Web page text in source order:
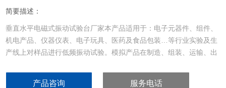
简要描述：
垂直水平电磁式振动试验台厂家本产品适用于：电子元器件、组件、
机电产品、仪器仪表、电子玩具、医药及食品包装…等行业实验及生
产线上对样品进行低频振动试验。模拟产品在制造、组装、运输、出
产品咨询 服务电话